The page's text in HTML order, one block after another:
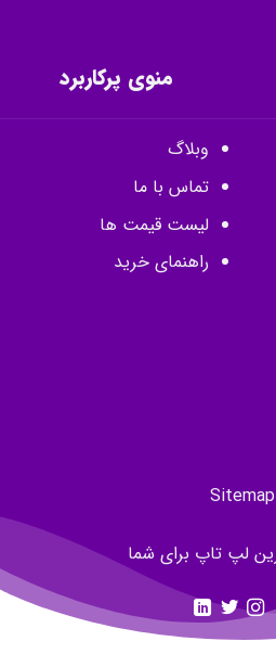
منوی پرکاربرد
وبلاگ
تماس با ما
لیست قیمت ها
راهنمای خرید
Sitemap